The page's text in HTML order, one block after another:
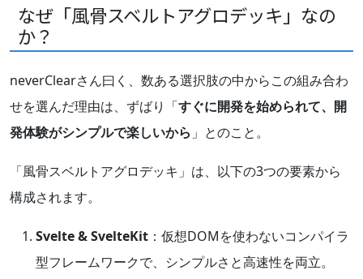
なぜ「風骨スベルトアグロデッキ」なの
か？
neverClearさん曰く、数ある選択肢の中からこの組み合わ
せを選んだ理由は、ずばり「すぐに開発を始められて、開
発体験がシンプルで楽しいから 」とのこと。
「風骨スベルトアグロデッキ」は、以下の3つの要素から
構成されます。
Svelte & SvelteKit ：仮想DOMを使わないコンパイラ
型フレームワークで、シンプルさと高速性を両立。